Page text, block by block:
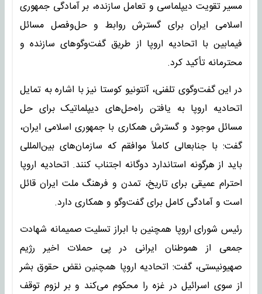
مسیر تقویت دیپلماسی و تعامل سازنده، بر آمادگی جمهوری
اسلامی ایران برای گسترش روابط و حل‌وفصل مسائل
فیمابین با اتحادیه اروپا از طریق گفت‌وگوهای سازنده و
محترمانه تأکید کرد.
در این گفت‌وگوی تلفنی، آنتونیو کوستا نیز با اشاره به تمایل
اتحادیه اروپا به یافتن راه‌حل‌های دیپلماتیک برای حل
مسائل موجود و گسترش همکاری با جمهوری اسلامی ایران،
گفت: با جنابعالی کاملاً موافقم که سازمان‌های بین‌المللی
باید از هرگونه استاندارد دوگانه اجتناب کنند. اتحادیه اروپا
احترام عمیقی برای تاریخ، تمدن و فرهنگ ملت ایران قائل
است و آمادگی کامل برای گفت‌وگو و همکاری دارد.
رئیس شورای اروپا همچنین با ابراز تسلیت صمیمانه شهادت
جمعی از هموطنان ایرانی در پی حملات اخیر رژیم
صهیونیستی، گفت: اتحادیه اروپا همچنین نقض حقوق بشر
از سوی اسرائیل در غزه را محکوم می‌کند و بر لزوم توقف